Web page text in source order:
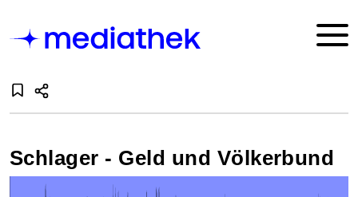
Schlager - Geld und Völkerbund